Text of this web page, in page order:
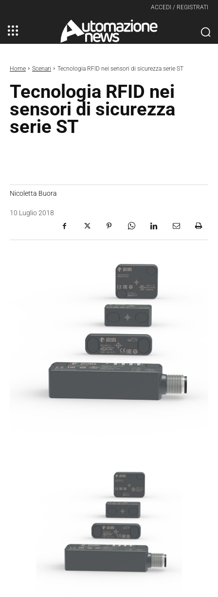
ACCEDI / REGISTRATI
Home Scenari Tecnologia RFID nei sensori di sicurezza serie ST
Tecnologia RFID nei
sensori di sicurezza
serie ST
Nicoletta Buora
10 Luglio 2018